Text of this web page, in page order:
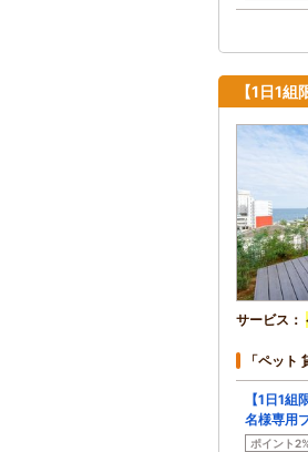
【1日1
サービス
「ペット
【1日1
名様専用
ポイント